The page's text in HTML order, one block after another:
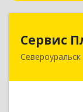
Сервис
Североуральск
624480,